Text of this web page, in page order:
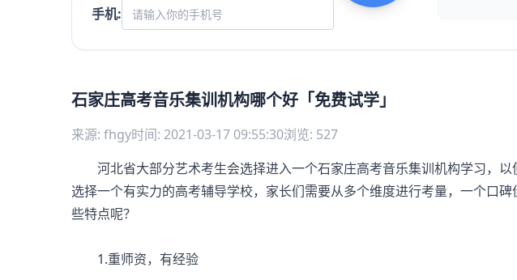
手机:
石家庄高考音乐集训机构哪个好「免费试学」
来源: fhgy时间: 2021-03-17 09:55:30浏览: 527
河北省大部分艺术考生会选择进入一个石家庄高考音乐集训机构学习，以
选择一个有实力的高考辅导学校，家长们需要从多个维度进行考量，一个口碑
些特点呢？
1.重师资，有经验